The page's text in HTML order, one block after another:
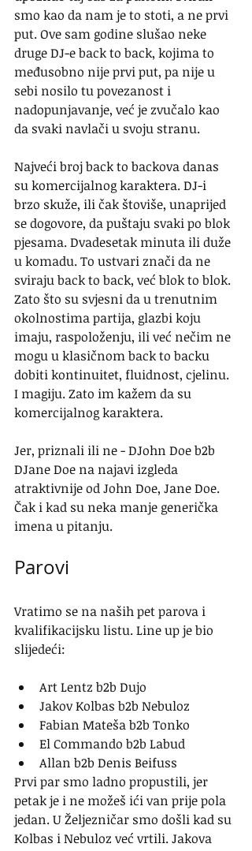
smo kao da nam je to stoti, a ne prvi
put. Ove sam godine slušao neke
druge DJ-e back to back, kojima to
međusobno nije prvi put, pa nije u
sebi nosilo tu povezanost i
nadopunjavanje, već je zvučalo kao
da svaki navlači u svoju stranu.
Najveći broj back to backova danas
su komercijalnog karaktera. DJ-i
brzo skuže, ili čak štoviše, unaprijed
se dogovore, da puštaju svaki po blok
pjesama. Dvadesetak minuta ili duže
u komadu. To ustvari znači da ne
sviraju back to back, već blok to blok.
Zato što su svjesni da u trenutnim
okolnostima partija, glazbi koju
imaju, raspoloženju, ili već nečim ne
mogu u klasičnom back to backu
dobiti kontinuitet, fluidnost, cjelinu.
I magiju. Zato im kažem da su
komercijalnog karaktera.
Jer, priznali ili ne - DJohn Doe b2b
DJane Doe na najavi izgleda
atraktivnije od John Doe, Jane Doe.
Čak i kad su neka manje generička
imena u pitanju.
Parovi
Vratimo se na naših pet parova i
kvalifikacijsku listu. Line up je bio
slijedeći:
Art Lentz b2b Dujo
Jakov Kolbas b2b Nebuloz
Fabian Mateša b2b Tonko
El Commando b2b Labud
Allan b2b Denis Beifuss
Prvi par smo ladno propustili, jer
petak je i ne možeš ići van prije pola
jedan. U Željezničar smo došli kad su
Kolbas i Nebuloz već vrtili. Jakova